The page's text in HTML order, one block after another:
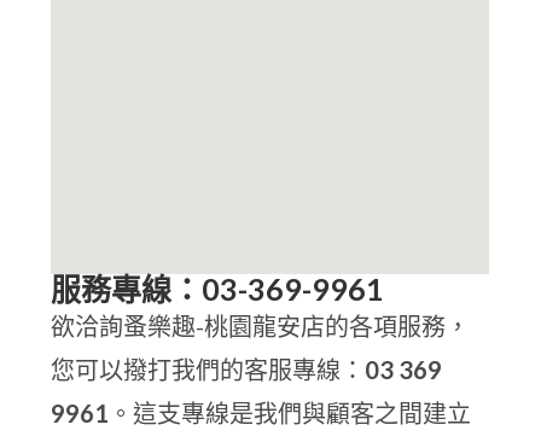
服務專線：03-369-9961
欲洽詢蚤樂趣-桃園龍安店的各項服務，
您可以撥打我們的客服專線： 03 369
9961 。這支專線是我們與顧客之間建立